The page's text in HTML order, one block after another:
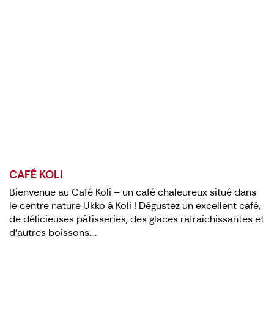
CAFÉ KOLI
Bienvenue au Café Koli – un café chaleureux situé dans
le centre nature Ukko à Koli ! Dégustez un excellent café,
de délicieuses pâtisseries, des glaces rafraîchissantes et
d'autres boissons....